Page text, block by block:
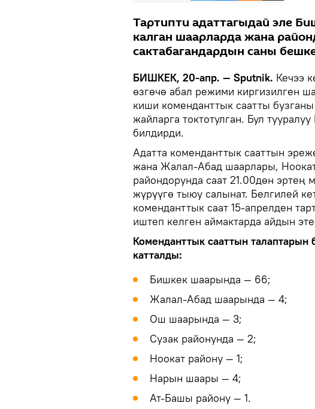
Тартипти адаттагыдай эле
калган шаарларда жана
сактабагандардын саны
БИШКЕК, 20-апр. — Sputnik. Кечээ
өзгөчө абал режими киргизилген
киши коменданттык саатты
жайларга токтотулган. Бул
билдирди.
Адатта коменданттык сааттын
жана Жалал-Абад шаарлары,
райондорунда саат 21.00дөн эртең
жүрүүгө тыюу салынат. Белгилей
коменданттык саат 15-апрелден
иштеп келген аймактарда айдын
Коменданттык сааттын талаптарын
катталды:
Бишкек шаарында — 66;
Жалал-Абад шаарында — 4;
Ош шаарында — 3;
Сузак районунда — 2;
Ноокат району — 1;
Нарын шаары — 4;
Ат-Башы району — 1.